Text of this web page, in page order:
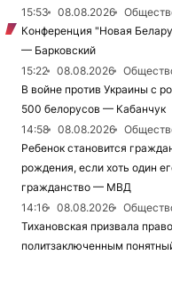
15:53
08.08.2026
Конференция "Новая
— Барковский
15:22
08.08.2026
В войне против Украины с
500 белорусов — Кабанчук
14:58
08.08.2026
Ребенок становится
рождения, если хоть один
гражданство — МВД
14:16
08.08.2026
Тихановская призвала
политзаключенным